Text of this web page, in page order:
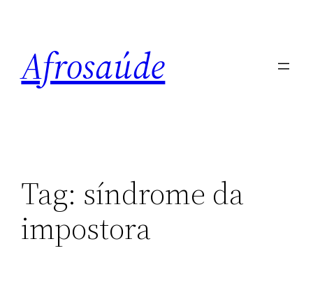
conteúdo
Afrosaúde
Tag: síndrome da
impostora